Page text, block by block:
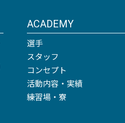
ACADEMY
選手
スタッフ
コンセプト
活動内容・実績
練習場・寮